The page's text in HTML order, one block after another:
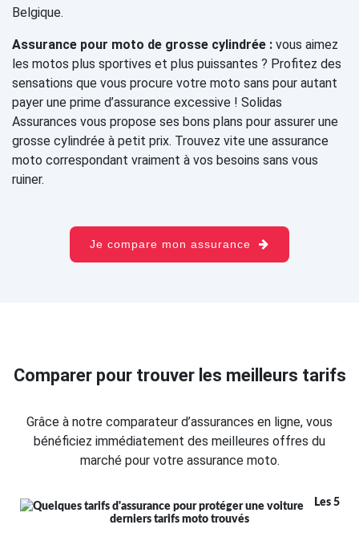
Belgique.
Assurance pour moto de grosse cylindrée : vous aimez
les motos plus sportives et plus puissantes ? Profitez des
sensations que vous procure votre moto sans pour autant
payer une prime d’assurance excessive ! Solidas
Assurances vous propose ses bons plans pour assurer une
grosse cylindrée à petit prix. Trouvez vite une assurance
moto correspondant vraiment à vos besoins sans vous
ruiner.
Je compare mon assurance
Comparer pour trouver les meilleurs tarifs
Grâce à notre comparateur d’assurances en ligne, vous
bénéficiez immédiatement des meilleures offres du
marché pour votre assurance moto.
Les 5
derniers tarifs moto trouvés